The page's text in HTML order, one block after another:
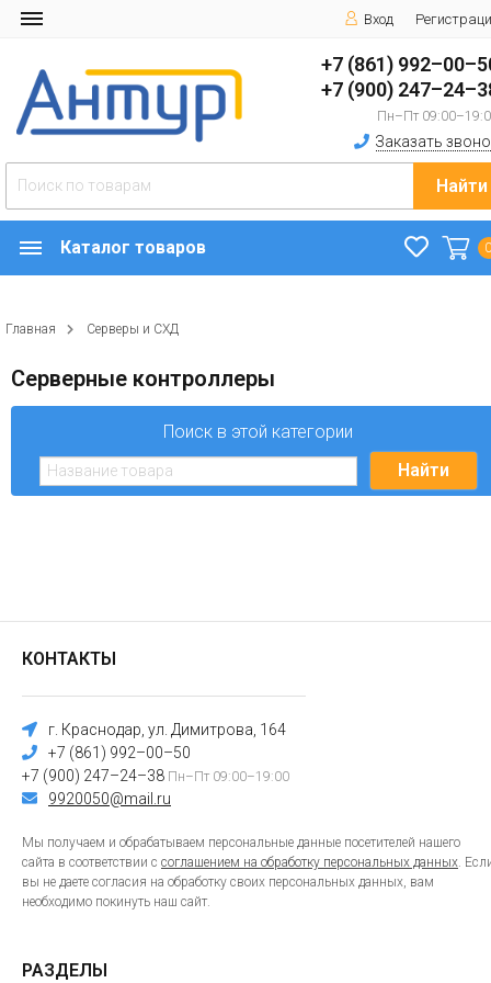
Вход
+7 (861)
+7 (900)
Пн–Пт
Заказать
Найти
Каталог товаров
Главная Серверы и СХД
Серверные контроллеры
Поиск в этой категории
КОНТАКТЫ
г. Краснодар, ул. Димитрова, 164
+7 (861) 992–00–50
+7 (900) 247–24–38 Пн–Пт 09:00–19:00
9920050@mail.ru
Мы получаем и обрабатываем персональные данные посетителей нашего
сайта в соответствии с соглашением на обработку персональных данных.
вы не даете согласия на обработку своих персональных данных, вам
необходимо покинуть наш сайт.
РАЗДЕЛЫ